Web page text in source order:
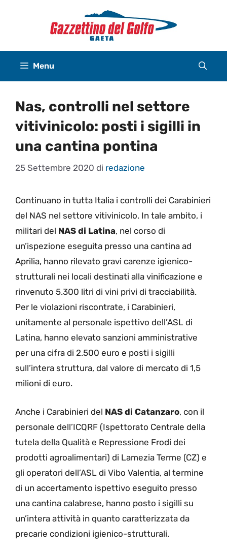
Menu
Nas, controlli nel settore
vitivinicolo: posti i sigilli in
una cantina pontina
25 Settembre 2020 di redazione
Continuano in tutta Italia i controlli dei Carabinieri
del NAS nel settore vitivinicolo. In tale ambito, i
militari del NAS di Latina, nel corso di
un’ispezione eseguita presso una cantina ad
Aprilia, hanno rilevato gravi carenze igienico-
strutturali nei locali destinati alla vinificazione e
rinvenuto 5.300 litri di vini privi di tracciabilità.
Per le violazioni riscontrate, i Carabinieri,
unitamente al personale ispettivo dell’ASL di
Latina, hanno elevato sanzioni amministrative
per una cifra di 2.500 euro e posti i sigilli
sull’intera struttura, dal valore di mercato di 1,5
milioni di euro.
Anche i Carabinieri del NAS di Catanzaro, con il
personale dell’ICQRF (Ispettorato Centrale della
tutela della Qualità e Repressione Frodi dei
prodotti agroalimentari) di Lamezia Terme (CZ) e
gli operatori dell’ASL di Vibo Valentia, al termine
di un accertamento ispettivo eseguito presso
una cantina calabrese, hanno posto i sigilli su
un’intera attività in quanto caratterizzata da
precarie condizioni igienico-strutturali.